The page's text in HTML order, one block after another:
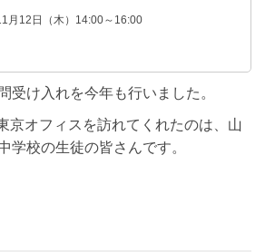
月12日（木）14:00～16:00
受け入れを今年も行いました。
京オフィスを訪れてくれたのは、山
学校の生徒の皆さんです。